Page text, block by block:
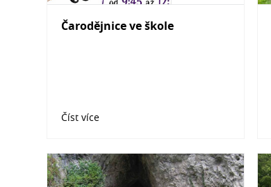
Čarodějnice ve škole
Číst více